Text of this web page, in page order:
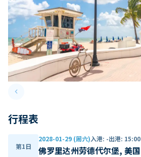
keyboard_arrow_leftPrevious slide
行程表
第1日
2028-01-29 (周六)入港: -出港: 15:00
佛罗里达州劳德代尔堡, 美国